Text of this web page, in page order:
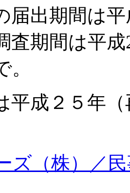
届出期間は
査期間は平
平成２５年
ズ（株）／